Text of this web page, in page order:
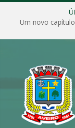
Um novo